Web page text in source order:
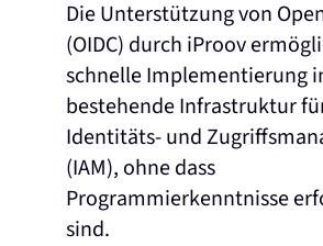
Die Unterstützung von
(OIDC) durch iProov
schnelle Implementierung
bestehende Infrastruktur
Identitäts- und
(IAM), ohne dass
Programmierkenntnisse
sind.